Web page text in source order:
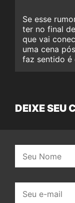
Se esse
ter no final
que vai
uma cena
faz sentido é
DEIXE SEU
mail: